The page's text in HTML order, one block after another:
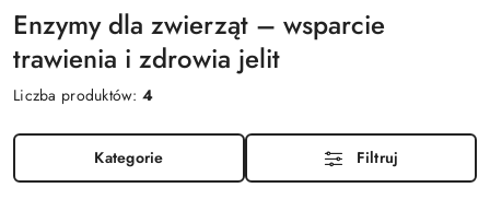
Enzymy dla zwierząt – wsparcie
trawienia i zdrowia jelit
Liczba produktów:4
Kategorie Filtruj